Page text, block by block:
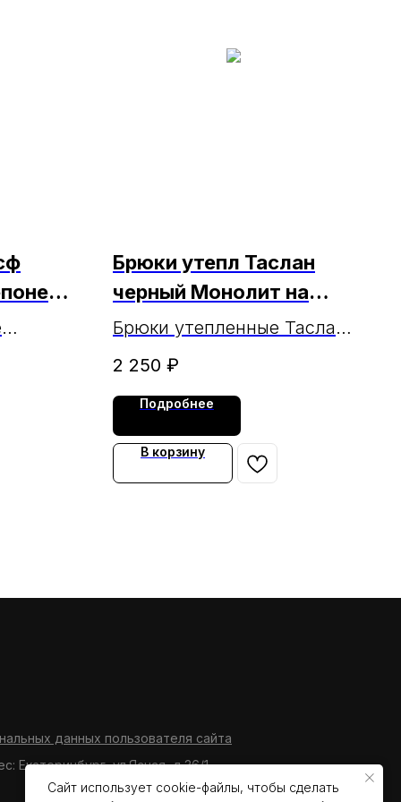
Брюки утепл Таслан
черный Монолит на
синтепоне
Брюки утепленные Таслан
Монолит черный на
2 250 ₽
Подробнее
В корзину
данных пользователя сайта
Екатеринбург, ул.Ясная, д.36/1
Сайт использует cookie-файлы, чтобы сделать